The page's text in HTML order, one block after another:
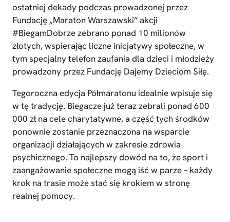
ostatniej dekady podczas prowadzonej przez
Fundację „Maraton Warszawski” akcji
#BiegamDobrze zebrano ponad 10 milionów
złotych, wspierając liczne inicjatywy społeczne, w
tym specjalny telefon zaufania dla dzieci i młodzieży
prowadzony przez Fundację Dajemy Dzieciom Siłę.
Tegoroczna edycja Półmaratonu idealnie wpisuje się
w tę tradycję. Biegacze już teraz zebrali ponad 600
000 zł na cele charytatywne, a część tych środków
ponownie zostanie przeznaczona na wsparcie
organizacji działających w zakresie zdrowia
psychicznego. To najlepszy dowód na to, że sport i
zaangażowanie społeczne mogą iść w parze – każdy
krok na trasie może stać się krokiem w stronę
realnej pomocy.